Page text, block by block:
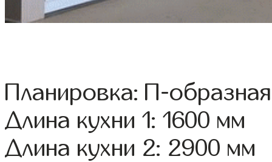
Планировка: П-образная
Длина кухни 1: 1600 мм
Длина кухни 2: 2900 мм